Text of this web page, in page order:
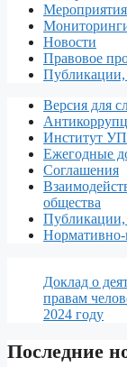
Мероприятия
Новости
Правовое
Версия для
Институт
Ежегодные
Соглашения
общества
Нормативно-
Доклад о
правам
2024 году
Последние